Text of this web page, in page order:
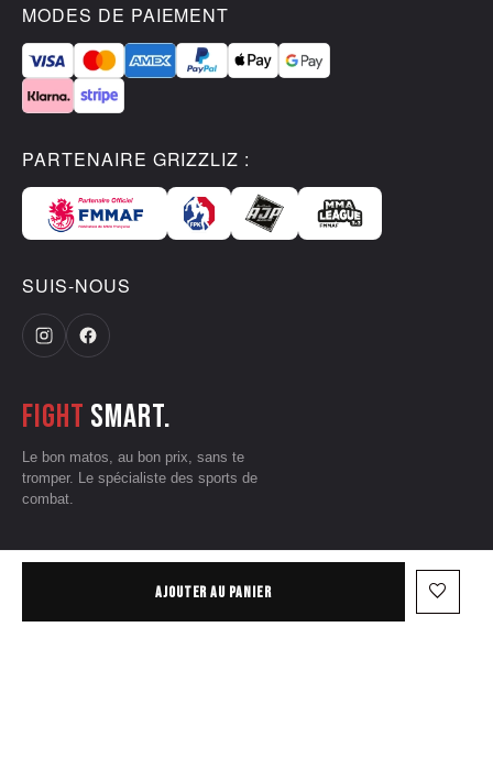
AJOUTER AU PANIER favorite_border
MODES DE PAIEMENT
PARTENAIRE GRIZZLIZ :
SUIS-NOUS
Fight smart.
Le bon matos, au bon prix, sans te
tromper. Le spécialiste des sports de
combat.
Mentions légales•Données personnelles
Conditions d'utilisation